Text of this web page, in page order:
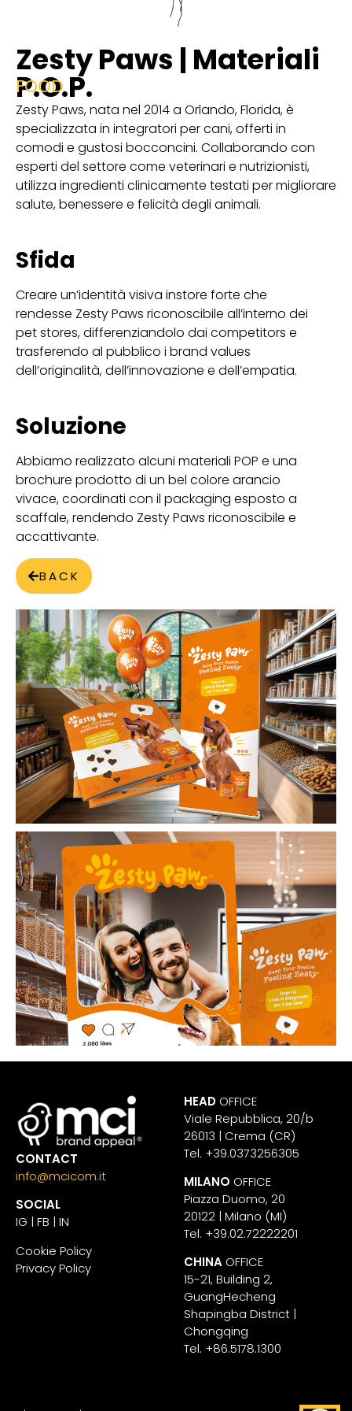
Zesty Paws | Materiali
P.O.P.
FOOD
Zesty Paws, nata nel 2014 a Orlando, Florida, è
specializzata in integratori per cani, offerti in
comodi e gustosi bocconcini. Collaborando con
esperti del settore come veterinari e nutrizionisti,
utilizza ingredienti clinicamente testati per migliorare
salute, benessere e felicità degli animali.
Sfida
Creare un’identità visiva instore forte che
rendesse Zesty Paws riconoscibile all’interno dei
pet stores, differenziandolo dai competitors e
trasferendo al pubblico i brand values
dell’originalità, dell’innovazione e dell’empatia.
Soluzione
Abbiamo realizzato alcuni materiali POP e una
brochure prodotto di un bel colore arancio
vivace, coordinati con il packaging esposto a
scaffale, rendendo Zesty Paws riconoscibile e
accattivante.
BACK
CONTACT
info@mcicom.it
SOCIAL
IG | FB | IN
Cookie Policy
Privacy Policy
HEAD OFFICE
Viale Repubblica, 20/b
26013 | Crema (CR)
Tel. +39.0373256305
MILANO OFFICE
Piazza Duomo, 20
20122 | Milano (MI)
Tel. +39.02.72222201
CHINA OFFICE
15-21, Building 2,
GuangHecheng
Shapingba District |
Chongqing
Tel. +86.5178.1300